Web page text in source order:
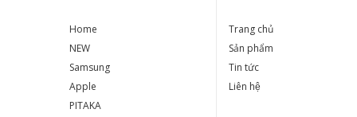
Home
NEW
Samsung
Apple
PITAKA
Trang chủ
Sản phẩm
Tin tức
Liên hệ